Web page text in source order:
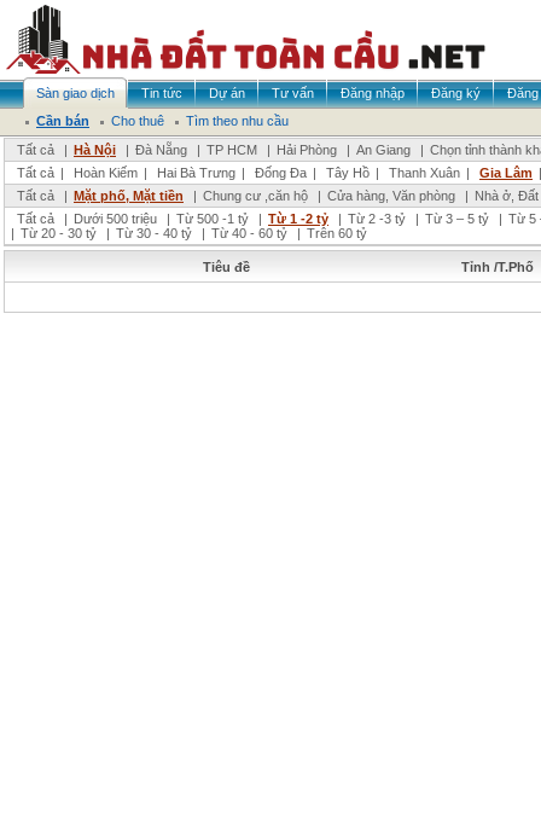
Sàn giao dịch Tin tức Dự án Tư vấn Đăng nhập Đăng ký
Đăng
Cần bán
Cho thuê
Tìm theo nhu cầu
Tất cả
| Hà Nội | Đà Nẵng | TP HCM | Hải Phòng | An Giang | Chọn tỉnh thành
Tất cả | Hoàn Kiếm | Hai Bà Trưng | Đống Đa | Tây Hồ | Thanh Xuân | Gia Lâm
Tất cả
| Mặt phố, Mặt tiền | Chung cư ,căn hộ | Cửa hàng, Văn phòng | Nhà ở,
Tất cả
| Dưới 500 triệu | Từ 500 -1 tỷ | Từ 1 -2 tỷ | Từ 2 -3 tỷ | Từ 3 – 5 tỷ | Từ 5
| Từ 20 - 30 tỷ | Từ 30 - 40 tỷ | Từ 40 - 60 tỷ | Trên 60 tỷ
Tiêu đề Tỉnh /T.Phố